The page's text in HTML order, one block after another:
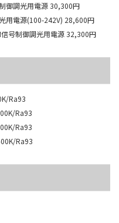
御調光用電源30,300円
用電源(100-242V) 28,600円
号制御調光用電源32,300円
Ra93
Ra93
Ra93
Ra93